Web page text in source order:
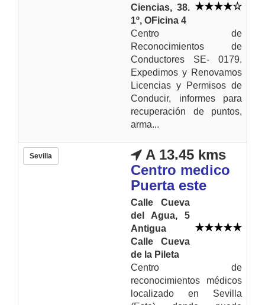
Ciencias, 38.
1º, OFicina 4
Centro de
Reconocimientos de
Conductores SE- 0179.
Expedimos y Renovamos
Licencias y Permisos de
Conducir, informes para
recuperación de puntos,
arma...
Sevilla
A 13.45 kms
Centro medico
Puerta este
Calle Cueva
del Agua, 5
Antigua
Calle Cueva
de la Pileta
Centro de
reconocimientos médicos
localizado en Sevilla